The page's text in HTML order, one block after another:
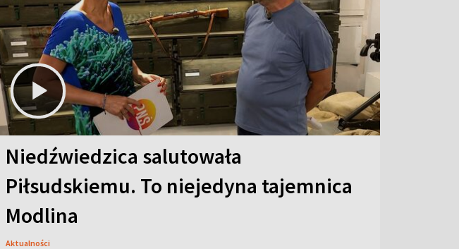
Niedźwiedzica salutowała
Piłsudskiemu. To niejedyna tajemnica
Modlina
Aktualności